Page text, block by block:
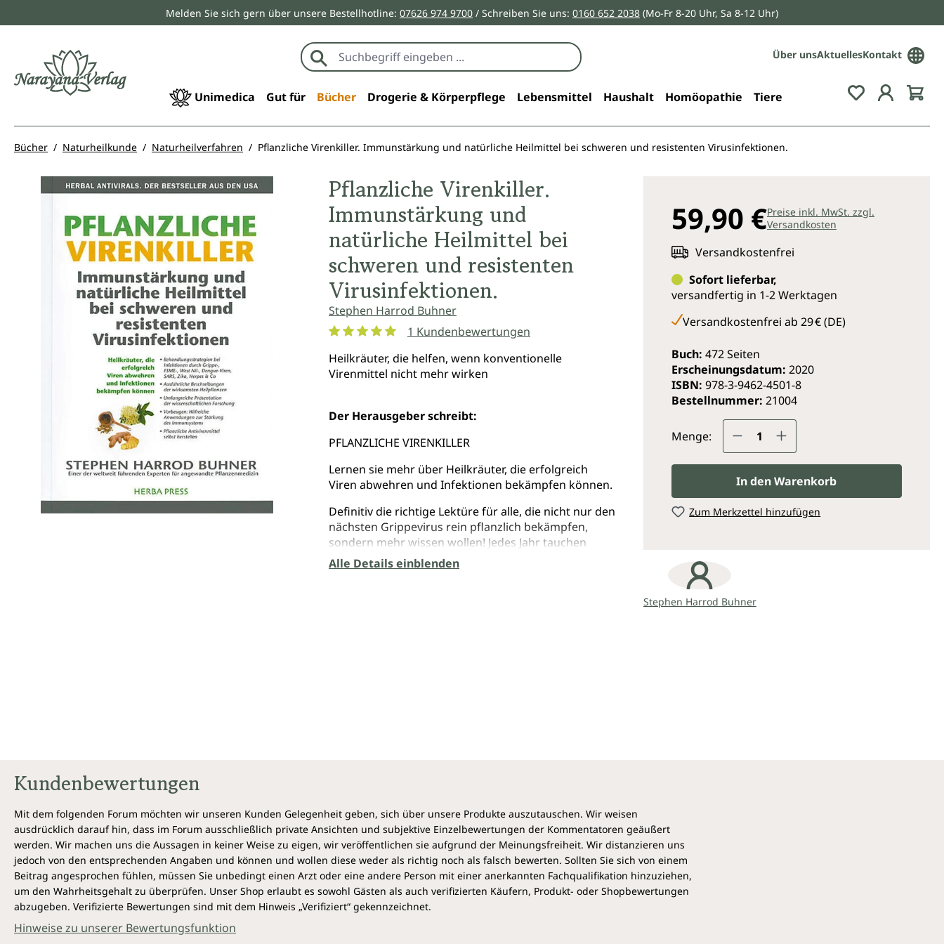
Zur Hauptnavigation springenMelden Sie sich gern über unsere Bestellhotline: 07626 974 9700 / Schreiben Sie uns: 0160 652 2038 (Mo-Fr 8-20 Uhr, Sa 8-12 Uhr)
Über unsAktuellesKontakt
Unimedica Gut für Bücher Drogerie & Körperpflege Lebensmittel Haushalt Homöopathie Tiere Du hast 0
Bücher Naturheilkunde Naturheilverfahren Pflanzliche Virenkiller. Immunstärkung und natürliche Heilmittel bei schweren und resistenten Virusinfektionen.
Bildergalerie überspringen
Pflanzliche Virenkiller.
Immunstärkung und
natürliche Heilmittel bei
schweren und resistenten
Virusinfektionen.
Stephen Harrod Buhner
1 Kundenbewertungen
Heilkräuter, die helfen, wenn konventionelle
Virenmittel nicht mehr wirken
Der Herausgeber schreibt:
PFLANZLICHE VIRENKILLER
Lernen sie mehr über Heilkräuter, die erfolgreich
Viren abwehren und Infektionen bekämpfen können.
Definitiv die richtige Lektüre für alle, die nicht nur den
nächsten Grippevirus rein pflanzlich bekämpfen,
sondern mehr wissen wollen! Jedes Jahr tauchen
neue, immer gefährlichere Viren auf. Durch Mutation
entwickeln sie Resistenzen gegen antivirale
- Ausführliche Beschreibungen der wirksamsten
Heilpflanzen
- Umfangreiche Präsentation der wissenschaftlichen
Forschung
- Vorbeugen: Hilfreiche Anwendungen zur Stärkung
Alle Details einblenden
59,90 €Preise inkl. MwSt. zzgl.
Versandkosten
Versandkostenfrei
Sofort lieferbar,
versandfertig in 1-2 Werktagen
Versandkostenfrei ab 29 € (DE)
Buch: 472 Seiten
Erscheinungsdatum: 2020
ISBN: 978-3-9462-4501-8
Bestellnummer: 21004
Menge: Produkt Anzahl: Gib den
In den Warenkorb
Zum Merkzettel hinzufügen
Stephen Harrod Buhner
Kundenbewertungen
Mit dem folgenden Forum möchten wir unseren Kunden Gelegenheit geben, sich über unsere Produkte auszutauschen. Wir weisen
ausdrücklich darauf hin, dass im Forum ausschließlich private Ansichten und subjektive Einzelbewertungen der Kommentatoren geäußert
werden. Wir machen uns die Aussagen in keiner Weise zu eigen, wir veröffentlichen sie aufgrund der Meinungsfreiheit. Wir distanzieren uns
jedoch von den entsprechenden Angaben und können und wollen diese weder als richtig noch als falsch bewerten. Sollten Sie sich von einem
Beitrag angesprochen fühlen, müssen Sie unbedingt einen Arzt oder eine andere Person mit einer anerkannten Fachqualifikation hinzuziehen,
um den Wahrheitsgehalt zu überprüfen. Unser Shop erlaubt es sowohl Gästen als auch verifizierten Käufern, Produkt- oder Shopbewertungen
abzugeben. Verifizierte Bewertungen sind mit dem Hinweis „Verifiziert“ gekennzeichnet.
Hinweise zu unserer Bewertungsfunktion